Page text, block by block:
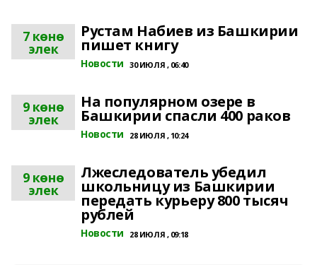
7 көнө
элек
Рустам Набиев из Башкирии
пишет книгу
Новости 30 ИЮЛЯ , 06:40
9 көнө
элек
На популярном озере в
Башкирии спасли 400 раков
Новости 28 ИЮЛЯ , 10:24
9 көнө
элек
Лжеследователь убедил
школьницу из Башкирии
передать курьеру 800 тысяч
рублей
Новости 28 ИЮЛЯ , 09:18